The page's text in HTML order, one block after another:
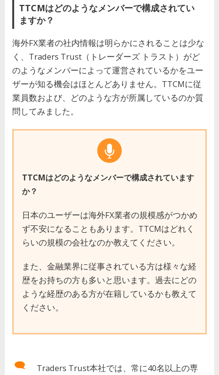
TTCMはどのようなメンバーで構成されてい
ますか？
海外FX業者の社内情報は明らかにされることは少な
く、Traders Trust（トレーダーズ トラスト）がど
のようなメンバーによって運営されているかをユー
ザーが知る機会はほとんどありません。TTCMに従
業員数および、どのような方が所属しているのか質
問してみました。
TTCMはどのようなメンバーで構成されています
か？
日本のユーザーは海外FX業者の規模感がつかめ
ず不安になることもあります。TTCMはどれく
らいの規模の会社なのか教えてください。
また、金融業界に従事されている方は様々な経
歴をお持ちの方も多いと思います。過去にどの
ような経歴のある方が在籍しているかも教えて
ください。
Traders Trust本社では、常に40名以上の専